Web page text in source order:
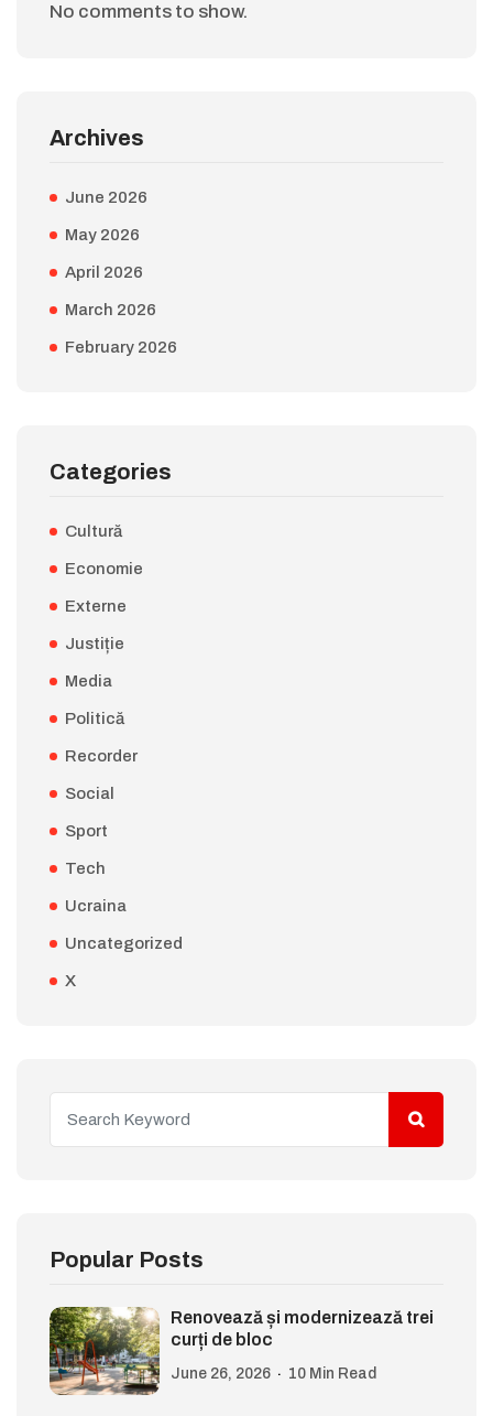
No comments to show.
Archives
June 2026
May 2026
April 2026
March 2026
February 2026
Categories
Cultură
Economie
Externe
Justiție
Media
Politică
Recorder
Social
Sport
Tech
Ucraina
Uncategorized
X
Popular Posts
Renovează și modernizează trei
curți de bloc
June 26, 2026 10 Min Read